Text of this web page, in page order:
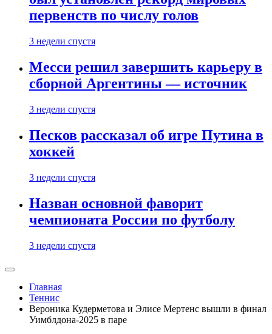
первенств по числу голов
3 недели спустя
Месси решил завершить карьеру в
сборной Аргентины — источник
3 недели спустя
Песков рассказал об игре Путина в
хоккей
3 недели спустя
Назван основной фаворит
чемпионата России по футболу
3 недели спустя
Главная
Теннис
Вероника Кудерметова и Элисе Мертенс вышли в финал
Уимблдона-2025 в паре